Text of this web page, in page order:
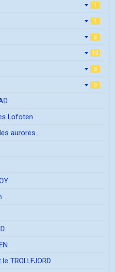
1
1
3
10
3
9
Lofoten
aurores...
TROLLFJORD